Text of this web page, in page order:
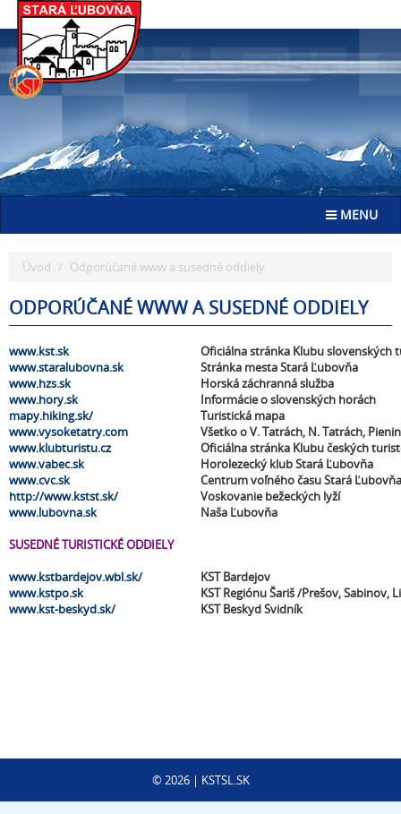
Go
to
Toggle
MENU
Úvod Odporúčané www a susedné oddiely
ODPORÚČANÉ WWW A SUSEDNÉ ODDIELY
www.kst.sk
Oficiálna stránka Klubu slovenských
www.staralubovna.sk
Stránka mesta Stará Ľubovňa
www.hzs.sk
Horská záchranná služba
www.hory.sk
Informácie o slovenských horách
mapy.hiking.sk/
Turistická mapa
www.vysoketatry.com
Všetko o V. Tatrách, N. Tatrách,
www.klubturistu.cz
Oficiálna stránka Klubu českých
www.vabec.sk
Horolezecký klub Stará Ľubovňa
www.cvc.sk
Centrum voľného času Stará Ľubovňa
http://www.kstst.sk/
Voskovanie bežeckých lyží
www.lubovna.sk
Naša Ľubovňa
SUSEDNÉ TURISTICKÉ ODDIELY
www.kstbardejov.wbl.sk/
KST Bardejov
www.kstpo.sk
KST Regiónu Šariš /Prešov, Sabinov,
www.kst-beskyd.sk/
KST Beskyd Svidník
©2026| KSTSL.SK